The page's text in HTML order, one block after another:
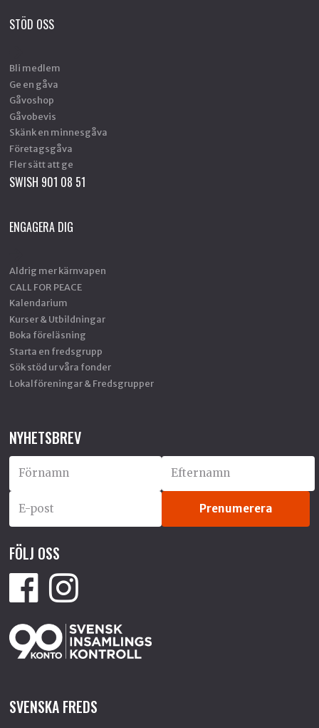
STÖD OSS
Bli medlem
Ge en gåva
Gåvoshop
Gåvobevis
Skänk en minnesgåva
Företagsgåva
Fler sätt att ge
SWISH 901 08 51
ENGAGERA DIG
Aldrig mer kärnvapen
CALL FOR PEACE
Kalendarium
Kurser & Utbildningar
Boka föreläsning
Starta en fredsgrupp
Sök stöd ur våra fonder
Lokalföreningar & Fredsgrupper
NYHETSBREV
FÖLJ OSS
SVENSKA FREDS